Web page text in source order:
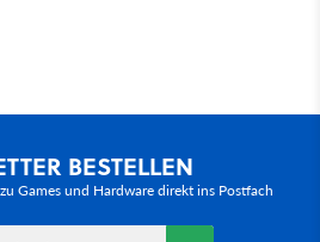
BESTELLEN
Games und Hardware direkt ins Postfach